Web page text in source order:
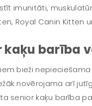
imunitāti,
Royal Canin Kitten
kaķu barība
bieži
novērojama arī
senior kaķu barība